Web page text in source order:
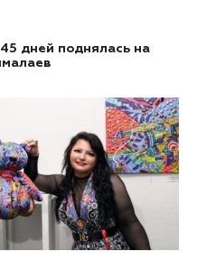
дней поднялась на